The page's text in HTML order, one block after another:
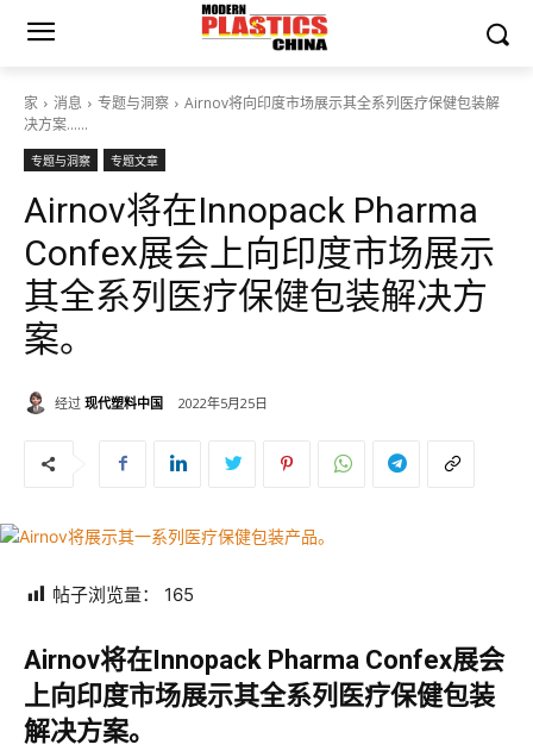
家 消息 专题与洞察
Airnov将向印度市场展示其全系列医疗保健包装解
决方案……
专题与洞察 专题文章
Airnov将在Innopack Pharma
Confex展会上向印度市场展示
其全系列医疗保健包装解决方
案。
经过 现代塑料中国 2022年5月25日
帖子浏览量： 165
Airnov将在Innopack Pharma Confex展会
上向印度市场展示其全系列医疗保健包装
解决方案。